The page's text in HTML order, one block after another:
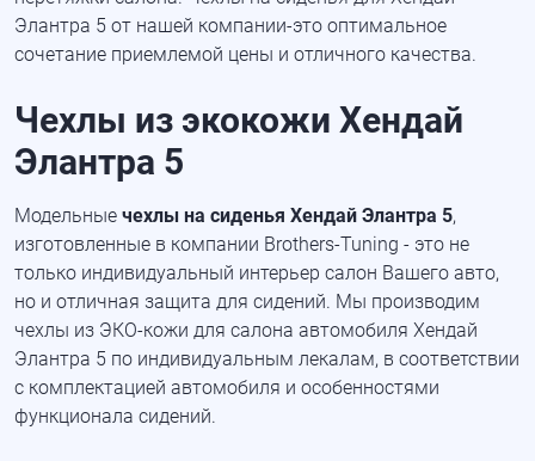
Элантра 5 от нашей компании-это оптимальное
сочетание приемлемой цены и отличного качества.
Чехлы из экокожи Хендай
Элантра 5
Модельныечехлы на сиденья Хендай Элантра 5,
изготовленные в компании Brothers-Tuning - это не
только индивидуальный интерьер салон Вашего авто,
но и отличная защита для сидений. Мы производим
чехлы из ЭКО-кожи для салона автомобиля Хендай
Элантра 5 по индивидуальным лекалам, в соответствии
с комплектацией автомобиля и особенностями
функционала сидений.